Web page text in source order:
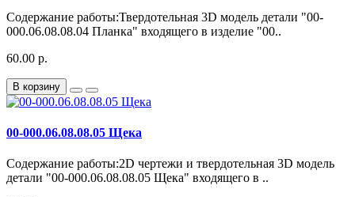
Содержание работы:Твердотельная 3D модель детали "00-
000.06.08.08.04 Планка" входящего в изделие "00..
60.00 р.
В корзину
00-000.06.08.08.05 Щека
Содержание работы:2D чертежи и твердотельная 3D модель
детали "00-000.06.08.08.05 Щека" входящего в ..